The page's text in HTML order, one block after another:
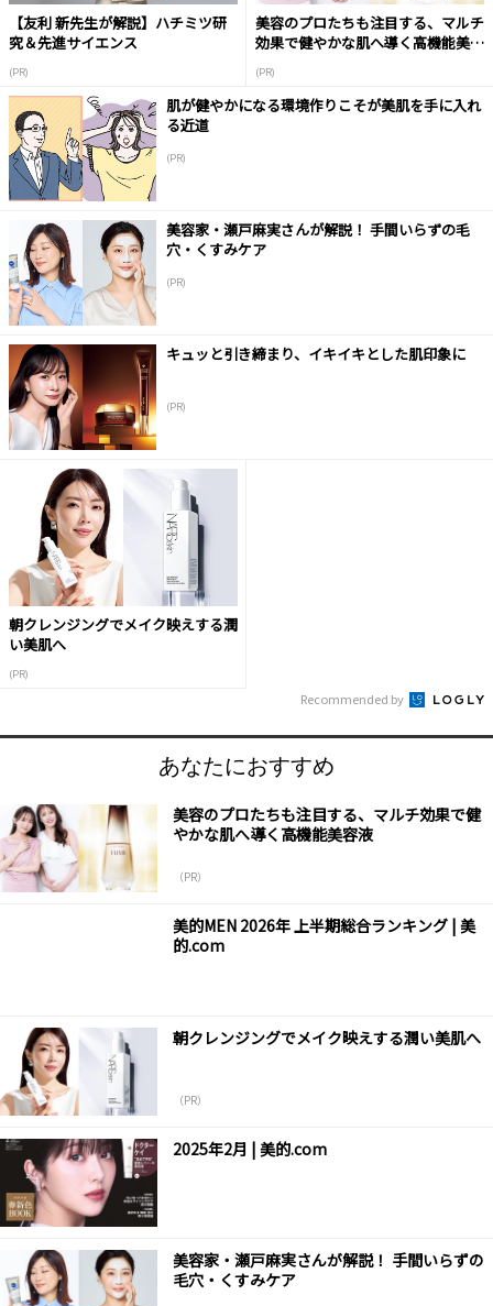
【友利 新先生が解説】ハチミツ研
究＆先進サイエンス
(PR)
美容のプロたちも注目する、マルチ
効果で健やかな肌へ導く高機能美容
(PR)
肌が健やかになる環境作りこそが美肌を手に入れ
る近道
(PR)
美容家・瀬戸麻実さんが解説！ 手間いらずの毛
穴・くすみケア
(PR)
キュッと引き締まり、イキイキとした肌印象に
(PR)
朝クレンジングでメイク映えする潤
い美肌へ
(PR)
Recommended by
あなたにおすすめ
美容のプロたちも注目する、マルチ効果で健
やかな肌へ導く高機能美容液
（PR）
美的MEN 2026年 上半期総合ランキング | 美
的.com
朝クレンジングでメイク映えする潤い美肌へ
（PR）
2025年2月 | 美的.com
美容家・瀬戸麻実さんが解説！ 手間いらずの
毛穴・くすみケア